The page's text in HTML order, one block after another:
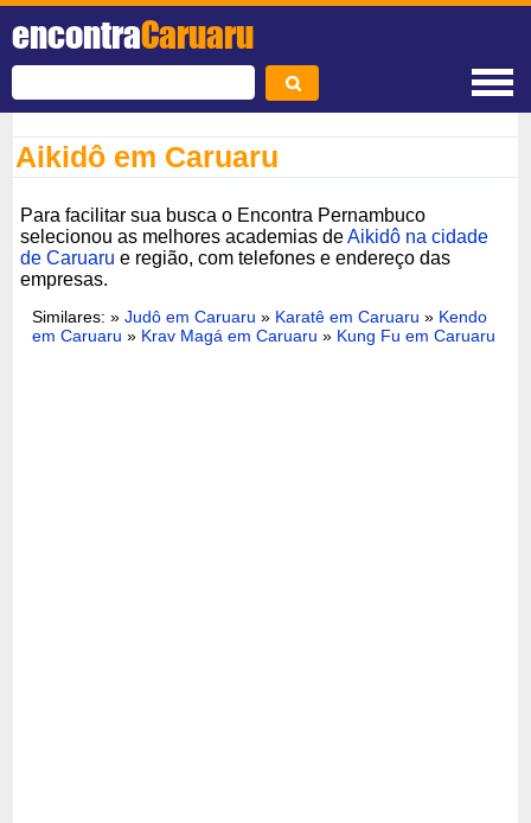
encontraCaruaru
Aikidô em Caruaru
Para facilitar sua busca o Encontra Pernambuco
selecionou as melhores academias deAikidô na cidade
de Caruaru e região, com telefones e endereço das
empresas.
Similares: »Judô em Caruaru » Karatê em Caruaru » Kendo
em Caruaru » Krav Magá em Caruaru » Kung Fu em Caruaru